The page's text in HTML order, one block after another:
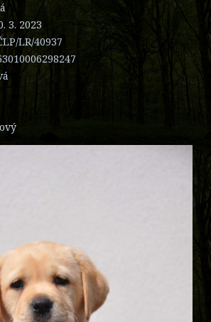
3. 2023
LR/40937